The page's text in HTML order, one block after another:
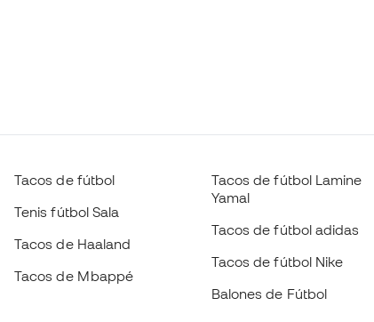
Tacos de fútbol
Tenis fútbol Sala
Tacos de Haaland
Tacos de Mbappé
Tacos de fútbol Lamine
Yamal
Tacos de fútbol adidas
Tacos de fútbol Nike
Balones de Fútbol